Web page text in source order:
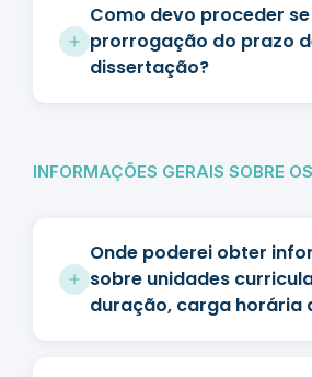
Como devo proceder
prorrogação do prazo
dissertação?
INFORMAÇÕES GERAIS SOBRE
Onde poderei obter
sobre unidades
duração, carga horária